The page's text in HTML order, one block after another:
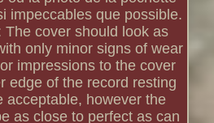
impeccables que possible.
The cover should look as
only minor signs of wear
impressions to the cover
edge of the record resting
acceptable, however the
as close to perfect as can